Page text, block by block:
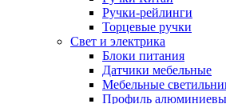
Ручки-рейлинги
Торцевые ручки
Свет и электрика
Блоки питания
Датчики мебельные
Мебельные
Профиль